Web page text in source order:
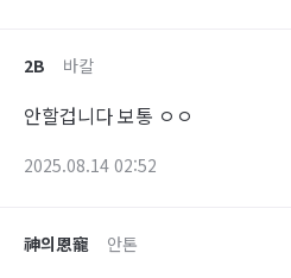
2B 바칼
안할겁니다 보통 ㅇㅇ
2025.08.14 02:52
神의恩寵 안톤